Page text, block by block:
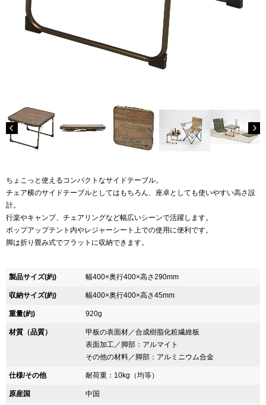
ちょこっと使えるコンパクトなサイドテーブル。
チェア横のサイドテーブルとしてはもちろん、座卓としても使いやすい高さ設
計。
行楽やキャンプ、チェアリングなど幅広いシーンで活躍します。
ポップアップテント内やレジャーシート上での使用に便利です。
脚は折り畳み式でフラットに収納できます。
製品サイズ(約) 幅400×奥行400×高さ290mm
収納サイズ(約) 幅400×奥行400×高さ45mm
重量(約) 920g
材質（品質）
甲板の表面材／合成樹脂化粧繊維板
表面加工／脚部：アルマイト
その他の材料／脚部：アルミニウム合金
仕様/その他 耐荷重：10kg（均等）
原産国 中国